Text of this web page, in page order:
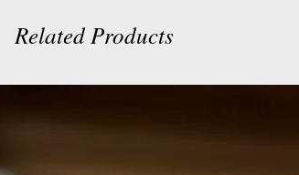
Related Products